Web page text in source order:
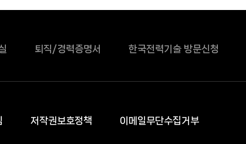
퇴직/경력증명서 한국전력기술 방문신청
저작권보호정책 이메일무단수집거부